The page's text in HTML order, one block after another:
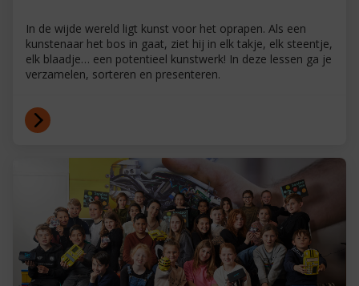
In de wijde wereld ligt kunst voor het oprapen. Als een
kunstenaar het bos in gaat, ziet hij in elk takje, elk steentje,
elk blaadje… een potentieel kunstwerk! In deze lessen ga je
verzamelen, sorteren en presenteren.